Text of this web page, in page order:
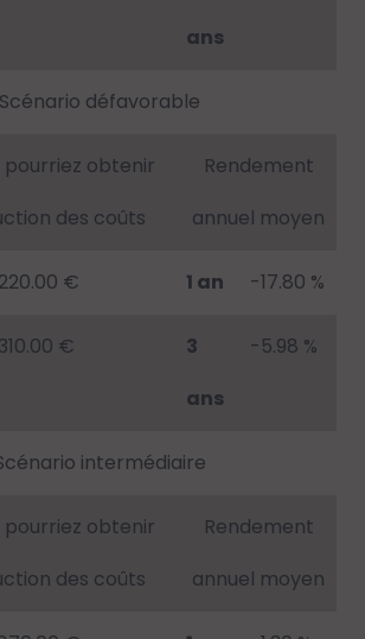
ans
Scénario défavorable
pourriez obtenir
des coûts
Rendement
annuel moyen
€ 1 an -17.80 %
€
3
ans
-5.98 %
intermédiaire
pourriez obtenir
des coûts
Rendement
annuel moyen